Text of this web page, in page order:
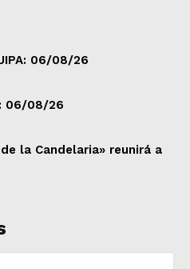
06/08/26
06/08/26
la Candelaria» reunirá a